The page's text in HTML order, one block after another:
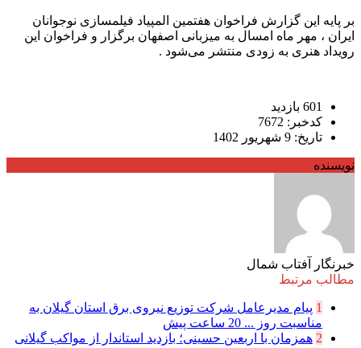
بر پایه این گزارش فراخوان هفتمین المپیاد فیلمسازی نوجوانان
ایران ، مهر ماه امسال به میزبانی اصفهان برگزار و فراخوان این
رویداد هنری به زودی منتشر می‌شود .
601 بازدید
کدخبر: 7672
تاریخ: 9 شهریور 1402
نویسنده
خبرنگار آفتاب شمال
مطالب مرتبط
1 پیام مدیرعامل شركت توزیع نیروی برق استان گیلان به
مناسبت روز ... 20 ساعت پیش
2 همزمان با اربعین حسینی؛ بازدید استاندار از مواکب گیلانی